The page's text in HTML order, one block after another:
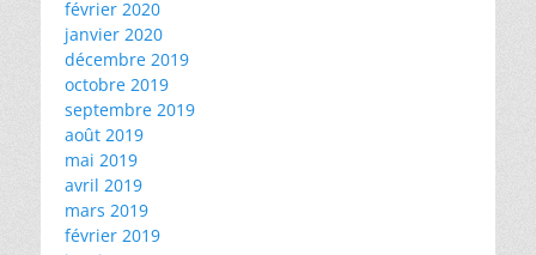
février 2020
janvier 2020
décembre 2019
octobre 2019
septembre 2019
août 2019
mai 2019
avril 2019
mars 2019
février 2019